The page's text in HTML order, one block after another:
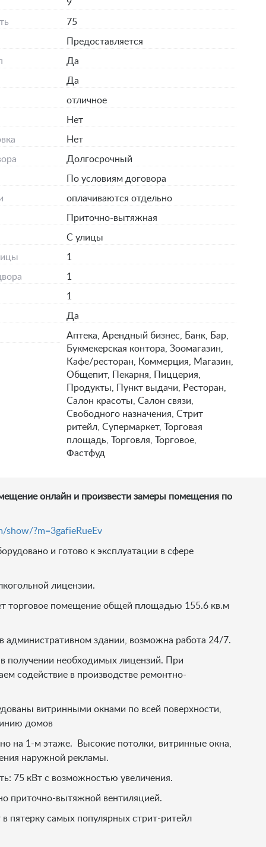
9
75
Предоставляется
Да
Да
отличное
Нет
Нет
Долгосрочный
По условиям договора
оплачиваются отдельно
Приточно-вытяжная
С улицы
1
1
1
Да
Аптека, Арендный бизнес, Банк, Бар,
Букмекерская контора, Зоомагазин,
Кафе/ресторан, Коммерция, Магазин,
Общепит, Пекарня, Пиццерия,
Продукты, Пункт выдачи, Ресторан,
Салон красоты, Салон связи,
Свободного назначения, Стрит
ритейл, Супермаркет, Торговая
площадь, Торговля, Торговое,
Фастфуд
онлайн и произвести замеры помещения по
show/?m=3gafieRueEv
и готово к эксплуатации в сфере
лицензии.
торговое помещение общей площадью 155.6 кв.м
административном здании, возможна работа 24/7.
получении необходимых лицензий. При
содействие в производстве ремонтно-
витринными окнами по всей поверхности,
домов
на 1-м этаже. Высокие потолки, витринные окна,
наружной рекламы.
75 кВт с возможностью увеличения.
приточно-вытяжной вентиляцией.
пятерку самых популярных стрит-ритейл